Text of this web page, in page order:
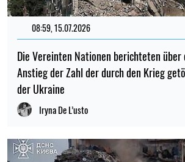
08:59, 15.07.2026
Die Vereinten Nationen berichteten über
Anstieg der Zahl der durch den Krieg
der Ukraine
Iryna De L’usto